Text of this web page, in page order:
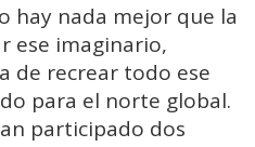
hay nada mejor que la
ese imaginario,
de recrear todo ese
para el norte global.
participado dos